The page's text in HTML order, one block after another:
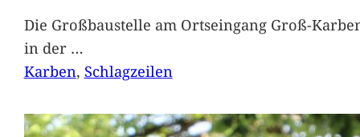
Die Großbaustelle am Ortseingang Groß-
in der …
Karben, Schlagzeilen